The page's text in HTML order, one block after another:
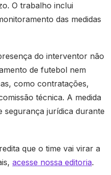
O trabalho inclui
das medidas
do interventor não
de futebol nem
como contratações,
técnica. A medida
segurança jurídica durante
que o time vai virar a
acesse nossa editoria.